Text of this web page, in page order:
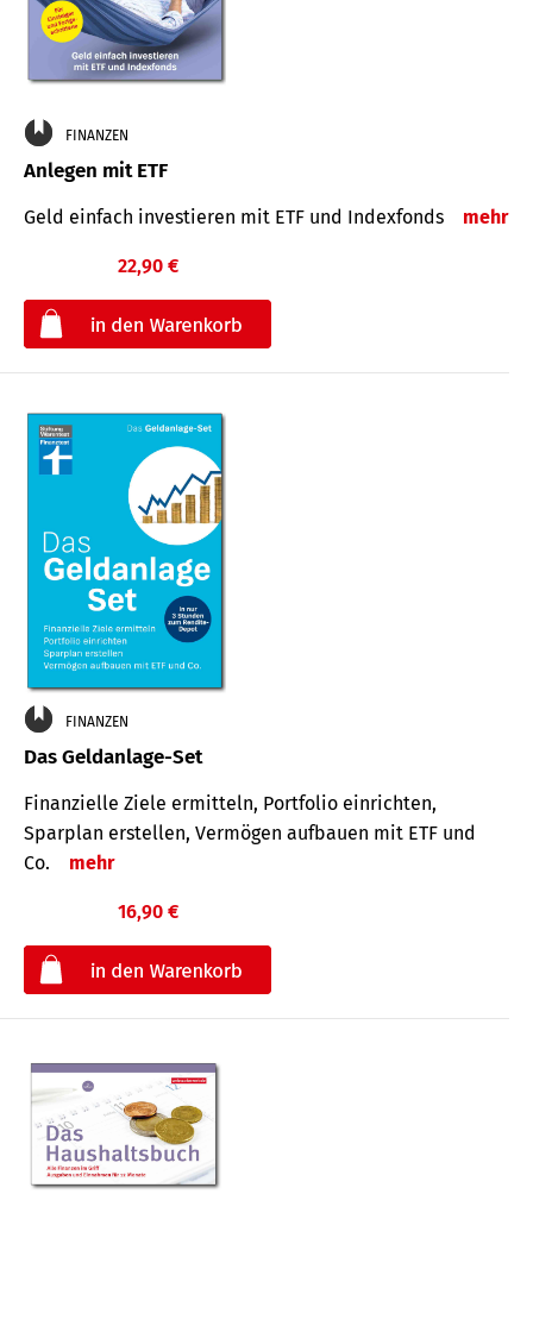
FINANZEN
Anlegen mit ETF
Geld einfach investieren mit ETF und Indexfonds mehr
22,90 €
FINANZEN
Das Geldanlage-Set
Finanzielle Ziele ermitteln, Portfolio einrichten,
Sparplan erstellen, Vermögen aufbauen mit ETF und
Co.
mehr
16,90 €